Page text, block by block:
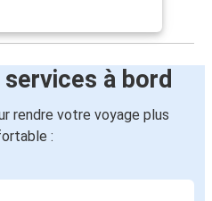
à bord
rendre votre voyage plus
: